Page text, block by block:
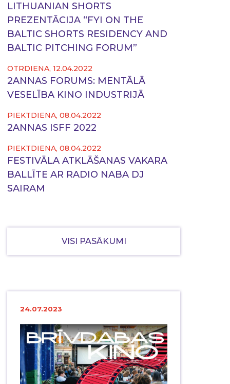
LITHUANIAN SHORTS
PREZENTĀCIJA “FYI ON THE
BALTIC SHORTS RESIDENCY AND
BALTIC PITCHING FORUM”
OTRDIENA, 12.04.2022
2ANNAS FORUMS: MENTĀLĀ
VESELĪBA KINO INDUSTRIJĀ
PIEKTDIENA, 08.04.2022
2ANNAS ISFF 2022
PIEKTDIENA, 08.04.2022
FESTIVĀLA ATKLĀŠANAS VAKARA
BALLĪTE AR RADIO NABA DJ
SAIRAM
VISI PASĀKUMI
24.07.2023